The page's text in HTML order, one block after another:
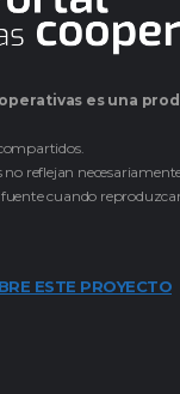
es una
reflejan
cuando
ESTE PROYECTO